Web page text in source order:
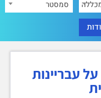
סמסטר
עבריינות